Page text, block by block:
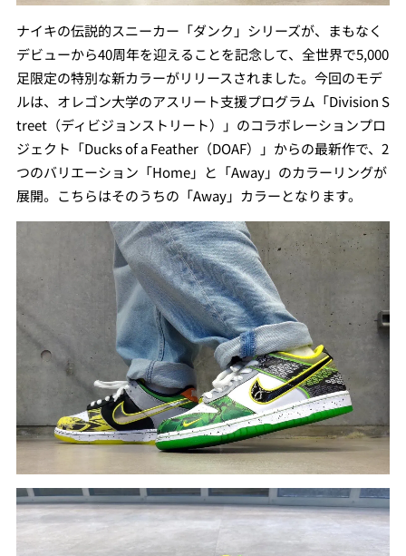
ナイキの伝説的スニーカー「ダンク」シリーズが、まもなく
デビューから40周年を迎えることを記念して、全世界で5,000
足限定の特別な新カラーがリリースされました。今回のモデ
ルは、オレゴン大学のアスリート支援プログラム「Division S
treet（ディビジョンストリート）」のコラボレーションプロ
ジェクト「Ducks of a Feather（DOAF）」からの最新作で、2
つのバリエーション「Home」と「Away」のカラーリングが
展開。こちらはそのうちの「Away」カラーとなります。